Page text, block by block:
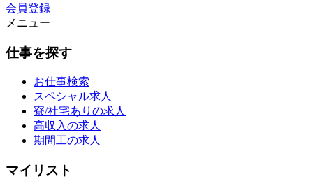
会員登録
メニュー
仕事を探す
お仕事検索
スペシャル求人
寮/社宅ありの求人
高収入の求人
期間工の求人
マイリスト